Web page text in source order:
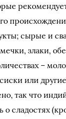
сырые и
злаки,
–
или
так что
сладостях